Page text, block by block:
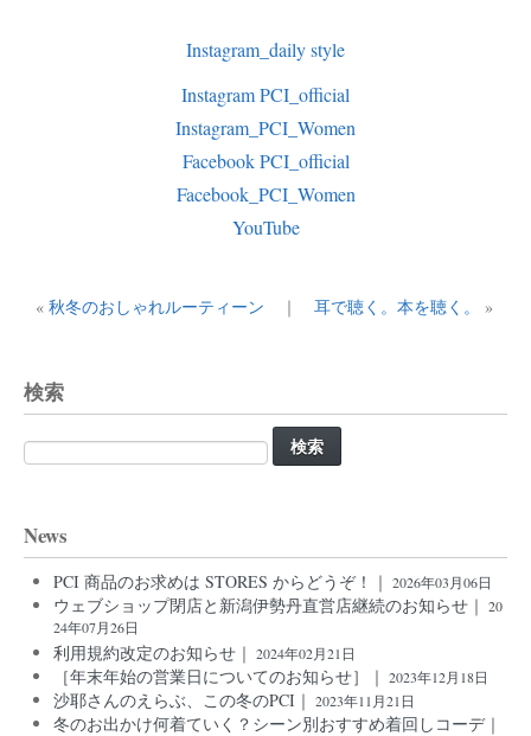
Instagram_daily style
Instagram PCI_official
Instagram_PCI_Women
Facebook PCI_official
Facebook_PCI_Women
YouTube
« 秋冬のおしゃれルーティーン ｜ 耳で聴く。本を聴く。 »
検索
検
索:
News
PCI 商品のお求めは STORES からどうぞ！｜ 2026年03月06日
ウェブショップ閉店と新潟伊勢丹直営店継続のお知らせ｜ 20
24年07月26日
利用規約改定のお知らせ｜ 2024年02月21日
［年末年始の営業日についてのお知らせ］｜ 2023年12月18日
沙耶さんのえらぶ、この冬のPCI｜ 2023年11月21日
冬のお出かけ何着ていく？シーン別おすすめ着回しコーデ｜